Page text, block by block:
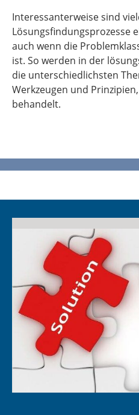
Interessanterweise sind
Lösungsfindungsprozesse
auch wenn die
ist. So werden in der
die unterschiedlichsten
Werkzeugen und
behandelt.